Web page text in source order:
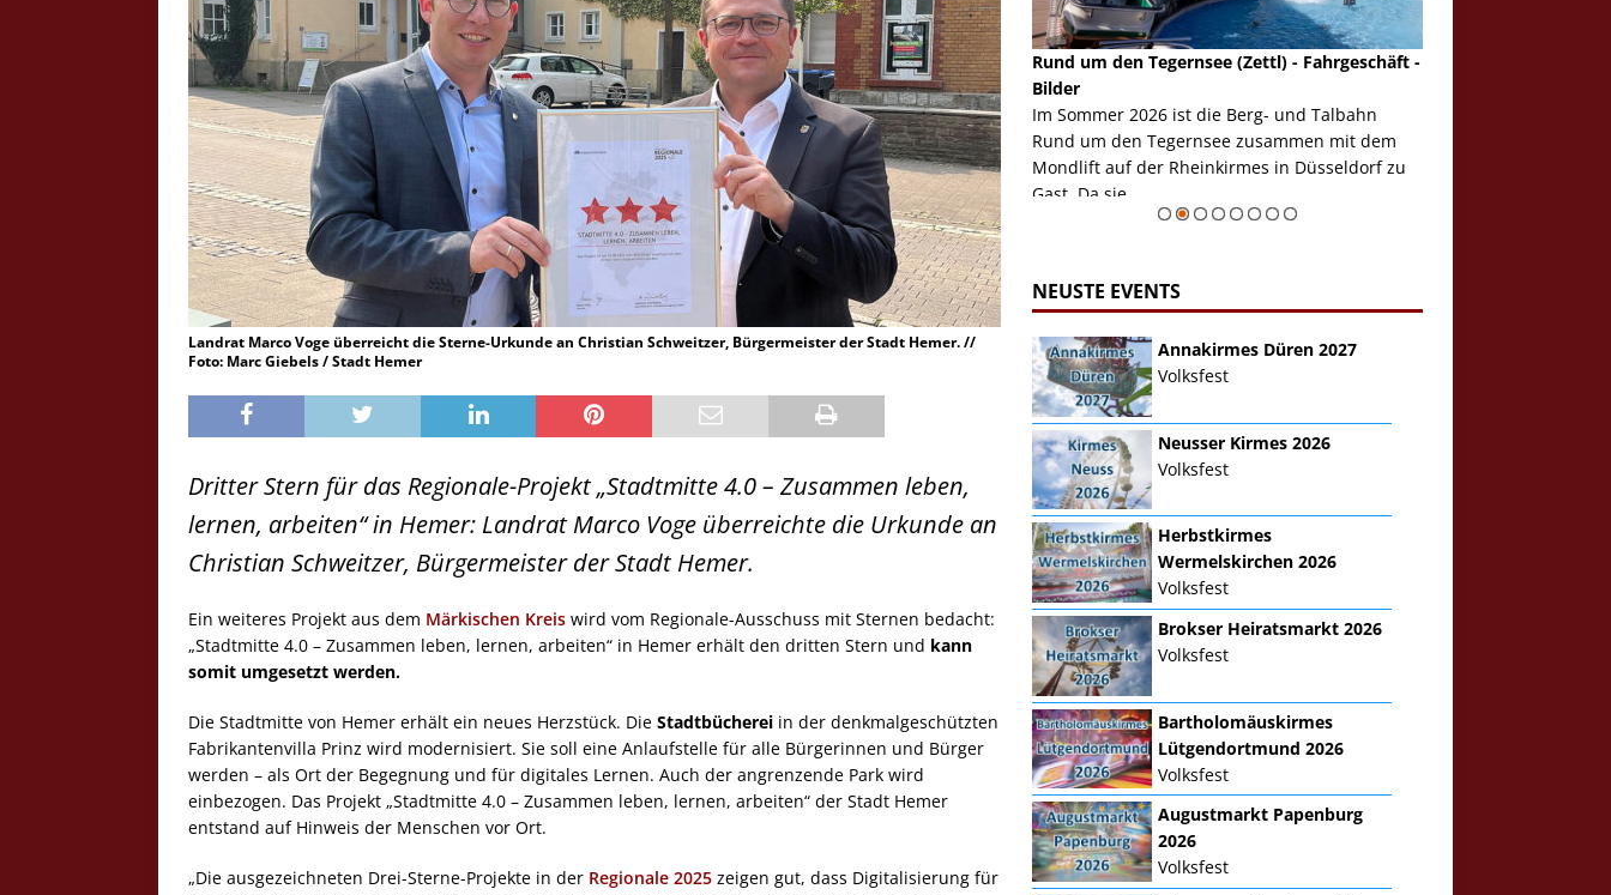
Landrat Marco Voge überreicht die Sterne-Urkunde an Christian Schweitzer, Bürgermeister der Stadt Hemer. //
Foto: Marc Giebels / Stadt Hemer
Dritter Stern für das Regionale-Projekt „Stadtmitte 4.0 – Zusammen leben,
lernen, arbeiten“ in Hemer: Landrat Marco Voge überreichte die Urkunde an
Christian Schweitzer, Bürgermeister der Stadt Hemer.
Ein weiteres Projekt aus dem Märkischen Kreis wird vom Regionale-Ausschuss mit Sternen bedacht:
„Stadtmitte 4.0 – Zusammen leben, lernen, arbeiten“ in Hemer erhält den dritten Stern und kann
somit umgesetzt werden.
Die Stadtmitte von Hemer erhält ein neues Herzstück. Die Stadtbücherei in der denkmalgeschützten
Fabrikantenvilla Prinz wird modernisiert. Sie soll eine Anlaufstelle für alle Bürgerinnen und Bürger
werden – als Ort der Begegnung und für digitales Lernen. Auch der angrenzende Park wird
einbezogen. Das Projekt „Stadtmitte 4.0 – Zusammen leben, lernen, arbeiten“ der Stadt Hemer
entstand auf Hinweis der Menschen vor Ort.
„Die ausgezeichneten Drei-Sterne-Projekte in der Regionale 2025 zeigen gut, dass Digitalisierung für
Rheinkirmes Düsseldorf 2022
Auch im Jahr 2026 immer noch mal einen Blick
Wert, die Rheinkirmes aus dem Jahr 2022. Am
Sonntag Nachmittag waren wir bei herrlichem
Sommerw...
Zur Bildgalerie
Rund um den Tegernsee (Zettl) - Fahrgeschäft -
Bilder
Im Sommer 2026 ist die Berg- und Talbahn
Rund um den Tegernsee zusammen mit dem
Mondlift auf der Rheinkirmes in Düsseldorf zu
Gast. Da sie ...
Crazy Outback (Kollmann) - Laufgeschäft -
Bilder
Schau Dir hier Bilder vom Laufgeschäft "Crazy
Outback" an.
Zur Bildgalerie
NEUSTE EVENTS
Annakirmes Düren 2027
Volksfest
Neusser Kirmes 2026
Volksfest
Herbstkirmes
Wermelskirchen 2026
Volksfest
Brokser Heiratsmarkt 2026
Volksfest
Bartholomäuskirmes
Lütgendortmund 2026
Volksfest
Augustmarkt Papenburg
2026
Volksfest